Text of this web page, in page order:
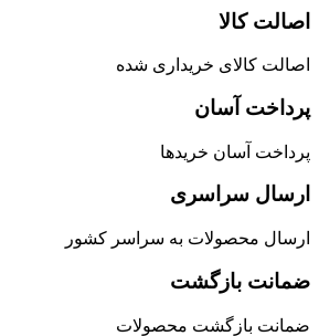
اصالت کالا
اصالت کالای خریداری شده
پرداخت آسان
پرداخت آسان خریدها
ارسال سراسری
ارسال محصولات به سراسر کشور
ضمانت بازگشت
ضمانت بازگشت محصولات